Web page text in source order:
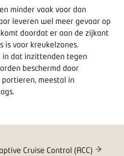
minder vaak voor dan
leveren wel meer gevaar op
doordat er aan de zijkant
is voor kreukelzones.
in dat inzittenden tegen
beschermd door
meestal in
Cruise Control (ACC)